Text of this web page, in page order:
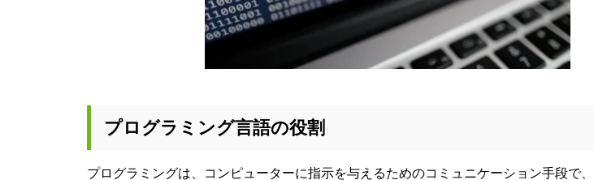
プログラミング言語の役割
プログラミングは、コンピューターに指示を与えるためのコミュニケーション手段で、